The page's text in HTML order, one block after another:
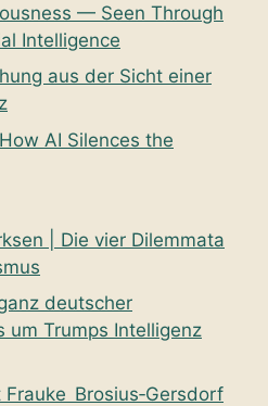
— Seen Through
Intelligence
aus der Sicht einer
AI Silences the
| Die vier Dilemmata
deutscher
um Trumps Intelligenz
Brosius‑Gersdorf